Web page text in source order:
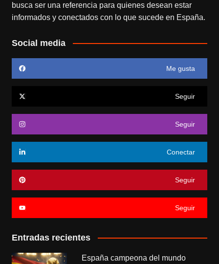
busca ser una referencia para quienes desean estar
informados y conectados con lo que sucede en España.
Social media
Me gusta
Seguir
Seguir
Conectar
Seguir
Seguir
Entradas recientes
España campeona del mundo